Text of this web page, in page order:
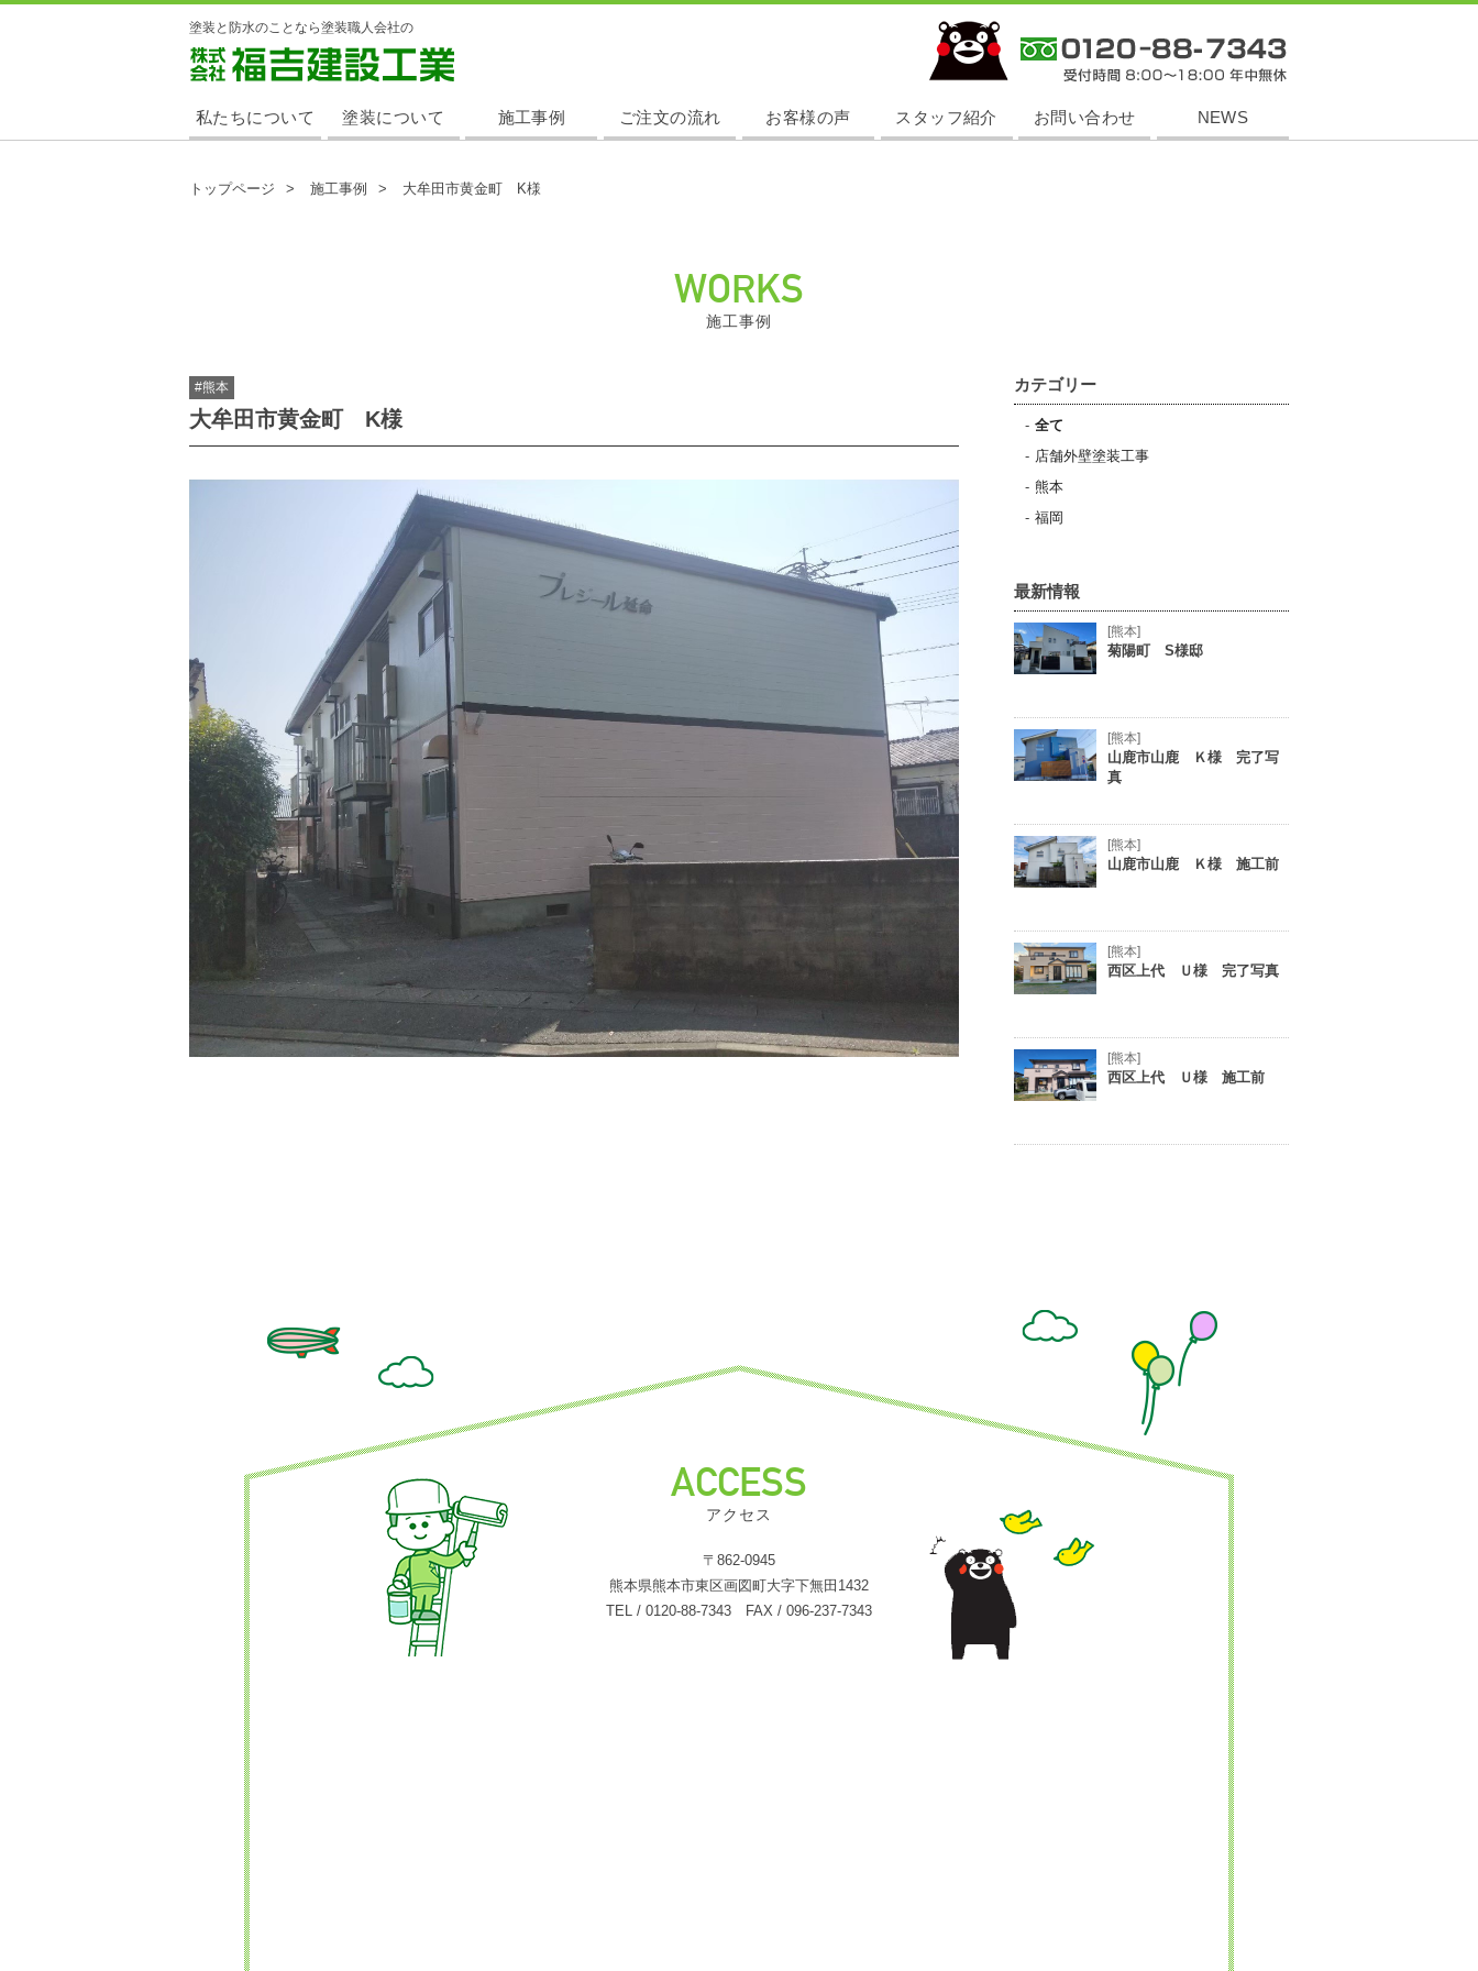
塗装と防水のことなら塗装職人会社の
私たちについて 塗装について 施工事例 ご注文の流れ お客様の声 スタッフ紹介 お問い合わせ NEWS
トップページ 施工事例 大牟田市黄金町 K様
WORKS
施工事例
#熊本
大牟田市黄金町 K様
カテゴリー
全て
店舗外壁塗装工事
熊本
福岡
最新情報
[熊本]
菊陽町 S様邸
[熊本]
山鹿市山鹿 Ｋ様 完了写
真
[熊本]
山鹿市山鹿 Ｋ様 施工前
[熊本]
西区上代 Ｕ様 完了写真
[熊本]
西区上代 Ｕ様 施工前
ACCESS
アクセス
〒862-0945
熊本県熊本市東区画図町大字下無田1432
TEL / 0120-88-7343 FAX / 096-237-7343